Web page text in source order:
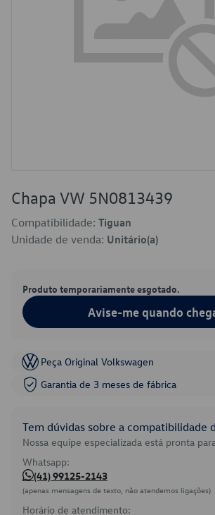
Chapa VW 5N0813439
Compatibilidade: Tiguan
Unidade de venda: Unitário(a)
Produto temporariamente esgotado.
Avise-me quando
Peça Original Volkswagen
Garantia de 3 meses de fábrica
Tem dúvidas sobre a compatibilidade
Nossa equipe especializada está pronta
Whatsapp:
(41) 99125-2143
(apenas mensagens de texto, não atendemos ligações)
Horário de atendimento: